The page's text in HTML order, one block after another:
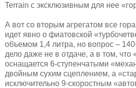
Terrain с эксклюзивным для нее
А вот со вторым агрегатом все
идет явно о фиатовской
объемом 1,4 литра, но вопрос –
дело даже не в отдаче, а в том,
оснащается 6-ступенчатыми
двойным сухим сцеплением, а
исключительно 9-скоростным